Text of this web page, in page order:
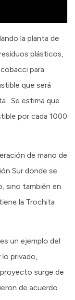
la planta de
plásticos,
para
que será
Se estima que
por cada 1000
de mano de
Sur donde se
sino también en
la Trochita
un ejemplo del
privado,
surge de
de acuerdo